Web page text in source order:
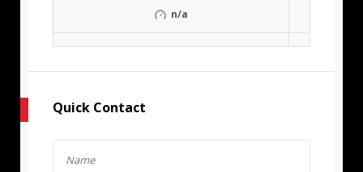
n/a
Quick Contact